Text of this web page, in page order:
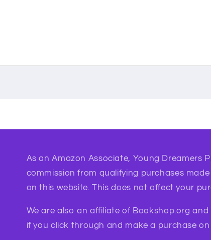
As an Amazon Associate, Young Dreamers
commission from qualifying purchases
on this website. This does not affect your
We are also an affiliate of Bookshop.org
if you click through and make a purchase